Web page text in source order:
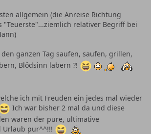
allgemein (die Anreise Richtung
"Teuerste"...ziemlich relativer Begriff bei
ganzen Tag saufen, saufen, grillen,
Blödsinn labern ?!
ich mit Freuden ein jedes mal wieder
Ich war bisher 2 mal da und diese
waren der pure, ultimative
Urlaub pur^^!!!